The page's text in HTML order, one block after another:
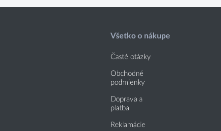
Všetko o nákupe
Časté otázky
Obchodné
podmienky
Doprava a
platba
Reklamácie